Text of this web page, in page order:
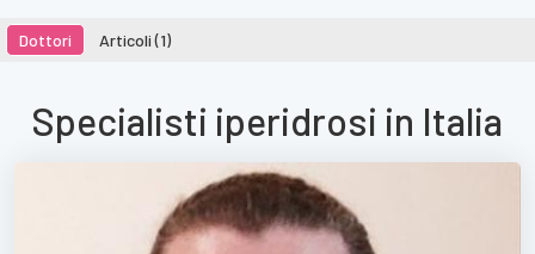
Dottori Articoli (1)
Specialisti iperidrosi in Italia